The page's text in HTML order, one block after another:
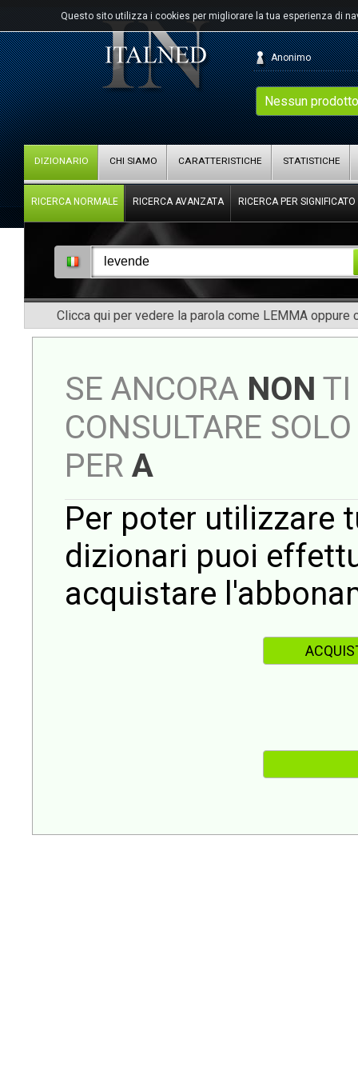
Questo sito utilizza i cookies per migliorare la tua esperienza di
Nessun
Anonimo
DIZIONARIO CHI SIAMO CARATTERISTICHE STATISTICHE
RICERCA NORMALE RICERCA AVANZATA RICERCA PER SIGNIFICATO
Clicca qui per vedere la parola come LEMMA oppure
SE ANCORA NON TI
CONSULTARE
PER A
Per poter utilizzare
dizionari puoi
acquistare